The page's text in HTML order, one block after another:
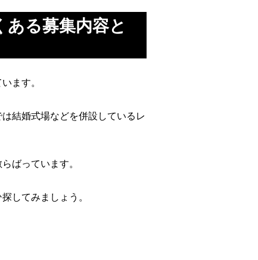
る募集内容と
ます。
結婚式場などを併設しているレ
ばっています。
してみましょう。